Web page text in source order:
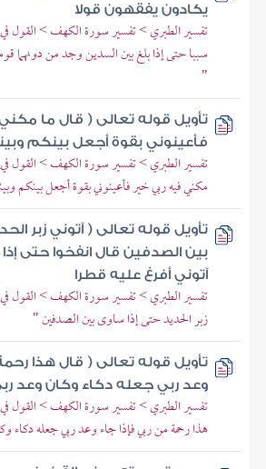
يكادون يفقهون قولا
تفسير الطبري > تفسير سورة الكهف > القول في
سببا حتى إذا بلغ بين السدين وجد من دونهما
"
تأويل قوله تعالى ( قال ما
فأعينوني بقوة أجعل بينكم
تفسير الطبري > تفسير سورة الكهف > القول
مكني فيه ربي خير فأعينوني بقوة أجعل بينكم
تأويل قوله تعالى ( آتوني زبر
بين الصدفين قال انفخوا حتى إذا
آتوني أفرغ عليه قطرا
تفسير الطبري > تفسير سورة الكهف > القول في
زبر الحديد حتى إذا ساوى بين الصدفين "
تأويل قوله تعالى ( قال هذا
وعد ربي جعله دكاء وكان وعد
تفسير الطبري > تفسير سورة الكهف > القول
هذا رحمة من ربي فإذا جاء وعد ربي جعله دكاء